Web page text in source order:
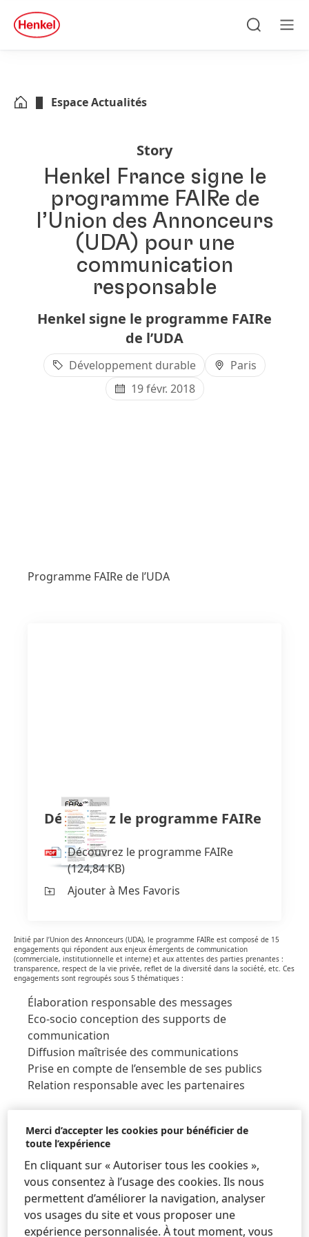
Skip to footer
quick
search
Espace Actualités
Story
Henkel France signe le
programme FAIRe de
l’Union des Annonceurs
(UDA) pour une
communication
responsable
Henkel signe le programme FAIRe
de l’UDA
Développement durable
Paris
19 févr. 2018
Programme FAIRe de l’UDA
Découvrez le programme FAIRe
Découvrez le programme FAIRe
(124,84 KB)
Ajouter à Mes Favoris
Initié par l’Union des Annonceurs (UDA), le programme FAIRe est composé de 15
engagements qui répondent aux enjeux émergents de communication
(commerciale, institutionnelle et interne) et aux attentes des parties prenantes :
transparence, respect de la vie privée, reflet de la diversité dans la société, etc. Ces
engagements sont regroupés sous 5 thématiques :
Élaboration responsable des messages
Eco-socio conception des supports de
communication
Diffusion maîtrisée des communications
Prise en compte de l’ensemble de ses publics
Relation responsable avec les partenaires
et un cadre pour les annonceurs signataires. Henkel
France était signataire depuis 2014 de la première
démarche de communication responsable« La Charte
d’engagements des annonceurs pour une communication
responsable »et est heureux de poursuivre son
engagement avec le programme FAIRe.
Merci d’accepter les cookies pour bénéficier de
toute l’expérience
En cliquant sur « Autoriser tous les cookies »,
vous consentez à l’usage des cookies. Ils nous
permettent d’améliorer la navigation, analyser
vos usages du site et vous proposer une
expérience personnalisée. À tout moment, vous